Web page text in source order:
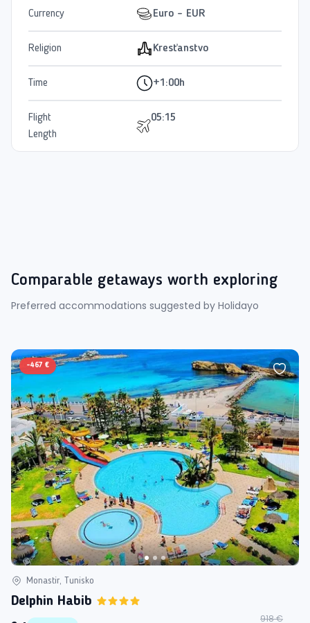
Currency Euro - EUR
Religion Kresťanstvo
Time +1:00h
Flight
Length
05:15
Comparable getaways worth exploring
Preferred accommodations suggested by Holidayo
-467 €
Monastir, Tunisko
Delphin Habib
918 €